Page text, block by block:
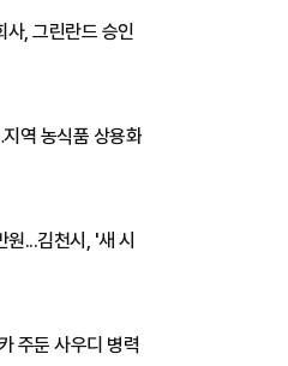
, 그린란드 승인
역 농식품 상용화
...김천시, '새 시
주둔 사우디 병력